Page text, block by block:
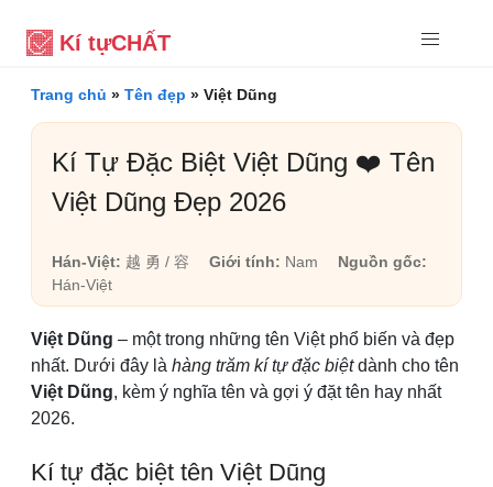
Kí tựCHẤT
Trang chủ » Tên đẹp » Việt Dũng
Kí Tự Đặc Biệt Việt Dũng ❤️ Tên
Việt Dũng Đẹp 2026
Hán-Việt: 越 勇 / 容 Giới tính: Nam
Nguồn gốc:
Hán-Việt
Việt Dũng – một trong những tên Việt phổ biến và đẹp
nhất. Dưới đây là hàng trăm kí tự đặc biệtdành cho tên
Việt Dũng, kèm ý nghĩa tên và gợi ý đặt tên hay nhất
2026.
Kí tự đặc biệt tên Việt Dũng